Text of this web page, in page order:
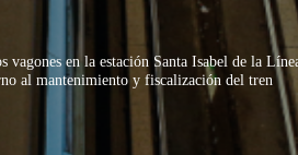
vagones en la estación Santa Isabel de la
al mantenimiento y fiscalización del tren